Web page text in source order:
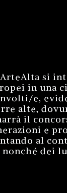
si
in una
e,
alte,
il
e
al
dei